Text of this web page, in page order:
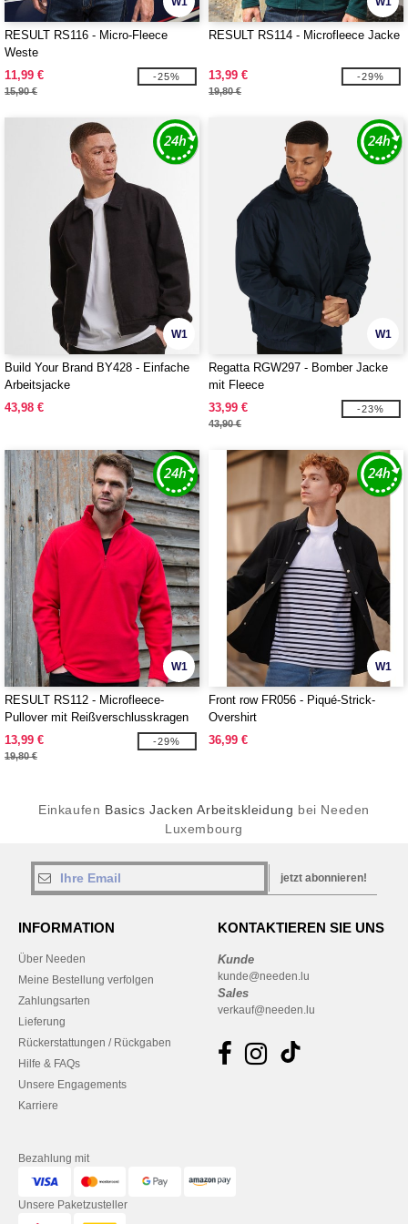
RESULT RS116 - Micro-Fleece
Weste
11,99 €
15,90 €
-25%
RESULT RS114 - Microfleece Jacke
13,99 €
19,80 €
-29%
W1
Build Your Brand BY428 - Einfache
Arbeitsjacke
43,98 €
W1
Regatta RGW297 - Bomber Jacke
mit Fleece
33,99 €
43,90 €
-23%
W1
RESULT RS112 - Microfleece-
Pullover mit Reißverschlusskragen
13,99 €
19,80 €
-29%
W1
Front row FR056 - Piqué-Strick-
Overshirt
36,99 €
Einkaufen Basics Jacken Arbeitskleidung bei Needen
Luxembourg
jetzt abonnieren!
INFORMATION
Über Needen
Meine Bestellung verfolgen
Zahlungsarten
Lieferung
Rückerstattungen / Rückgaben
Hilfe & FAQs
Unsere Engagements
Karriere
KONTAKTIEREN SIE UNS
Kunde
kunde@needen.lu
Sales
verkauf@needen.lu
Bezahlung mit
Unsere Paketzusteller